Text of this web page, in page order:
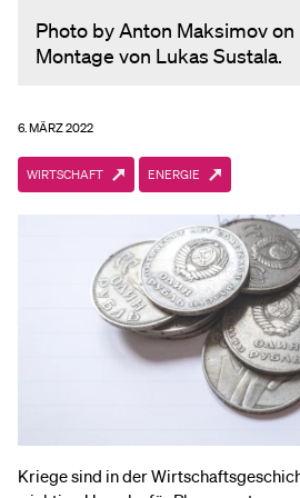
Photo by Anton Maksimov on
Montage von Lukas Sustala.
6. MÄRZ 2022
WIRTSCHAFT ENERGIE
Kriege sind in der